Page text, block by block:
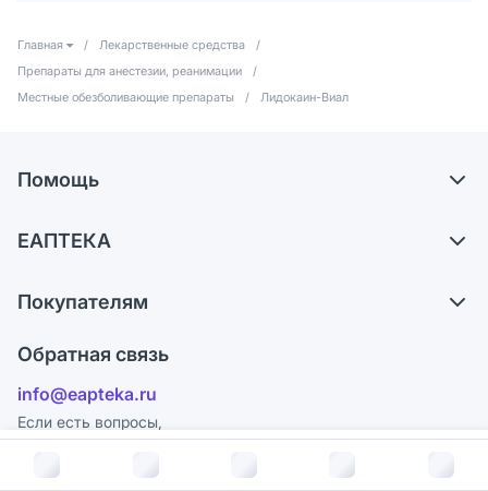
В корзину за
Главная / Лекарственные средства
/
Препараты для анестезии, реанимации
/
Местные обезболивающие препараты
/ Лидокаин-Виал
Помощь
Обмен и возврат
Блог
ЕАПТЕКА
Карьера
Поставщики
Лицензия
Реклама на сайте
Покупателям
Программа СберСпасибо
Политика конфиденциальности
Пользовательское соглашение
Обратная связь
info@eapteka.ru
Если есть вопросы,
отзывы и предложения
88007007711